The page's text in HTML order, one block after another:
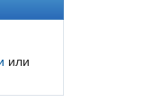
или